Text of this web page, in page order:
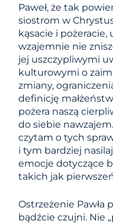
Paweł, że tak
siostrom w
kąsacie i pożeracie,
wzajemnie nie
jej uszczypliwymi
kulturowymi o
zmiany,
definicję
pożera naszą
do siebie
czytam o tych
i tym bardziej
emocje dotyczące
takich jak
Ostrzeżenie Pawła
bądźcie czujni. Nie